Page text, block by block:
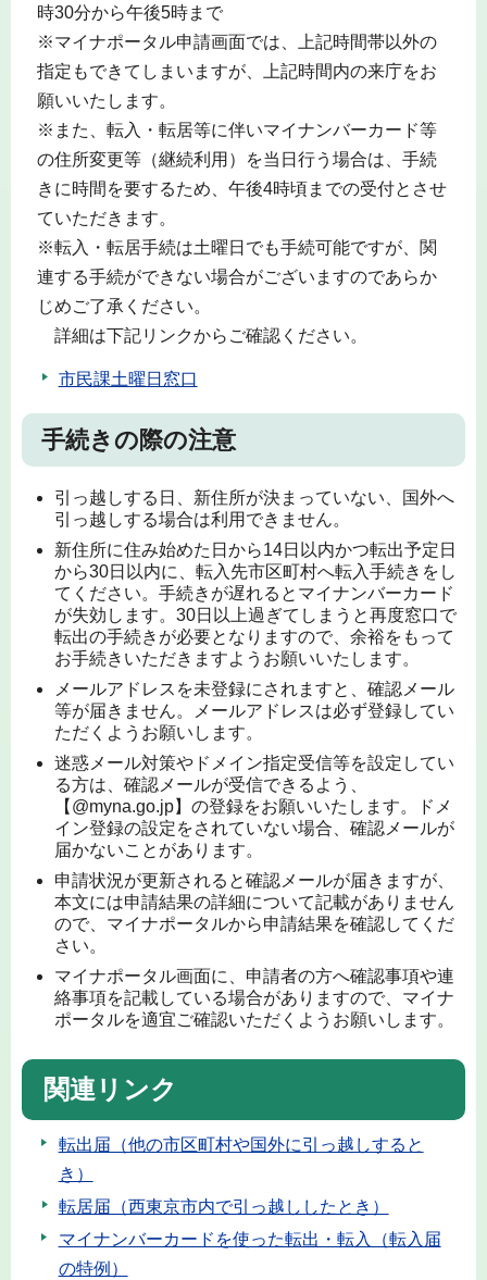
時30分から午後5時まで
※マイナポータル申請画面では、上記時間帯以外の
指定もできてしまいますが、上記時間内の来庁をお
願いいたします。
※また、転入・転居等に伴いマイナンバーカード等
の住所変更等（継続利用）を当日行う場合は、手続
きに時間を要するため、午後4時頃までの受付とさせ
ていただきます。
※転入・転居手続は土曜日でも手続可能ですが、関
連する手続ができない場合がございますのであらか
じめご了承ください。
詳細は下記リンクからご確認ください。
市民課土曜日窓口
手続きの際の注意
引っ越しする日、新住所が決まっていない、国外へ
引っ越しする場合は利用できません。
新住所に住み始めた日から14日以内かつ転出予定日
から30日以内に、転入先市区町村へ転入手続きをし
てください。手続きが遅れるとマイナンバーカード
が失効します。30日以上過ぎてしまうと再度窓口で
転出の手続きが必要となりますので、余裕をもって
お手続きいただきますようお願いいたします。
メールアドレスを未登録にされますと、確認メール
等が届きません。メールアドレスは必ず登録してい
ただくようお願いします。
迷惑メール対策やドメイン指定受信等を設定してい
る方は、確認メールが受信できるよう、
【@myna.go.jp】の登録をお願いいたします。ドメ
イン登録の設定をされていない場合、確認メールが
届かないことがあります。
申請状況が更新されると確認メールが届きますが、
本文には申請結果の詳細について記載がありません
ので、マイナポータルから申請結果を確認してくだ
さい。
マイナポータル画面に、申請者の方へ確認事項や連
絡事項を記載している場合がありますので、マイナ
ポータルを適宜ご確認いただくようお願いします。
関連リンク
転出届（他の市区町村や国外に引っ越しすると
き）
転居届（西東京市内で引っ越ししたとき）
マイナンバーカードを使った転出・転入（転入届
の特例）